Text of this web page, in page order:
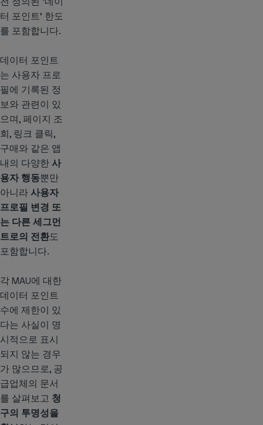
터 포인트’ 한도
를 포함합니다.
데이터 포인트
는 사용자 프로
필에 기록된 정
보와 관련이 있
으며, 페이지 조
회, 링크 클릭,
구매와 같은 앱
내의 다양한사
용자 행동뿐만
아니라사용자
프로필 변경 또
는 다른 세그먼
트로의 전환도
포함합니다.
각 MAU에 대한
데이터 포인트
수에 제한이 있
다는 사실이 명
시적으로 표시
되지 않는 경우
가 많으므로, 공
급업체의 문서
를 살펴보고 청
구의 투명성을